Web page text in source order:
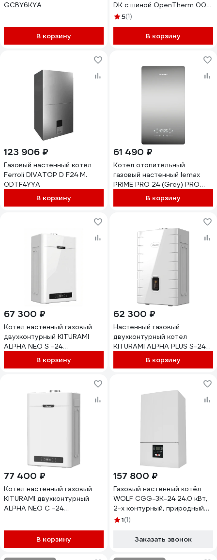
GCBY6KYA
В корзину
DK с шиной OpenTherm 00-
00000616
5(1)
В корзину
123 906 ₽
Газовый настенный котел
Ferroli DIVATOP D F24 M.
0DTF4YYA
В корзину
61 490 ₽
Котел отопительный
газовый настенный lemax
PRIME PRO 24 (Grey) PRO
В корзину
67 300 ₽
Котел настенный газовый
двухконтурный KITURAMI
ALPHA NEO S -24
A21E220319В корзину
62 300 ₽
Настенный газовый
двухконтурный котел
KITURAMI ALPHA PLUS S-24
A21E220307В корзину
77 400 ₽
Котел настенный газовый
KITURAMI двухконтурный
ALPHA NEO С -24
В корзину
157 800 ₽
Газовый настенный котёл
WOLF CGG-3K-24 24.0 кВт,
2-х контурный, природный
газ E 8615731
1(1)
Заказать звонок